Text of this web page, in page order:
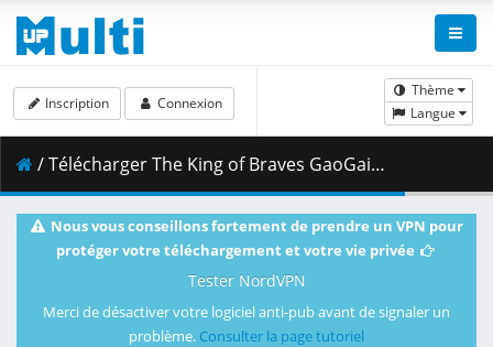
Thème
Langue
Inscription Connexion
/ Télécharger The King of Braves GaoGaiGar Final S02E07 Super Brave Apocalypse.mkv.005 ( 406.11 MB )
Nous vous conseillons fortement de prendre un VPN pour
protéger votre téléchargement et votre vie privée
Tester NordVPN
Merci de désactiver votre logiciel anti-pub avant de signaler un
problème. Consulter la page tutoriel